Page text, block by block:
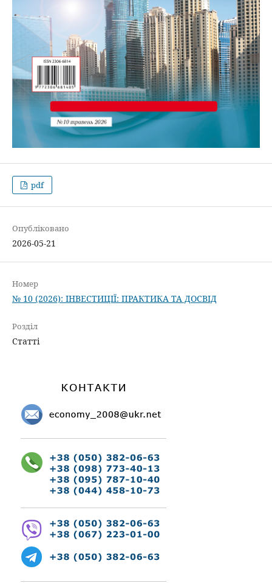
pdf
Опубліковано
2026-05-21
Номер
№ 10 (2026): ІНВЕСТИЦІЇ: ПРАКТИКА ТА ДОСВІД
Розділ
Статті